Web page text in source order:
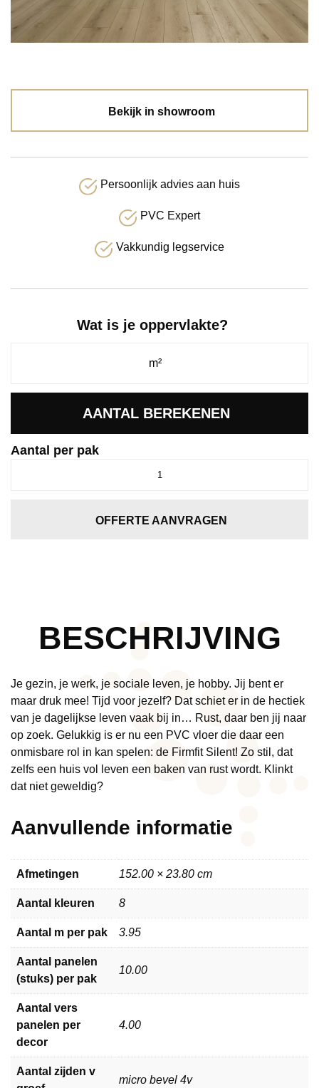
Bekijk in showroom
Persoonlijk advies aan huis
PVC Expert
Vakkundig legservice
Wat is je oppervlakte?
AANTAL BEREKENEN
Aantal per pak
OFFERTE AANVRAGEN
BESCHRIJVING
Je gezin, je werk, je sociale leven, je hobby. Jij bent er
maar druk mee! Tijd voor jezelf? Dat schiet er in de hectiek
van je dagelijkse leven vaak bij in… Rust, daar ben jij naar
op zoek. Gelukkig is er nu een PVC vloer die daar een
onmisbare rol in kan spelen: de Firmfit Silent! Zo stil, dat
zelfs een huis vol leven een baken van rust wordt. Klinkt
dat niet geweldig?
Aanvullende informatie
Afmetingen 152.00 × 23.80 cm
Aantal kleuren 8
Aantal m per pak 3.95
Aantal panelen
(stuks) per pak
10.00
Aantal vers
panelen per
decor
4.00
Aantal zijden v
micro bevel 4v